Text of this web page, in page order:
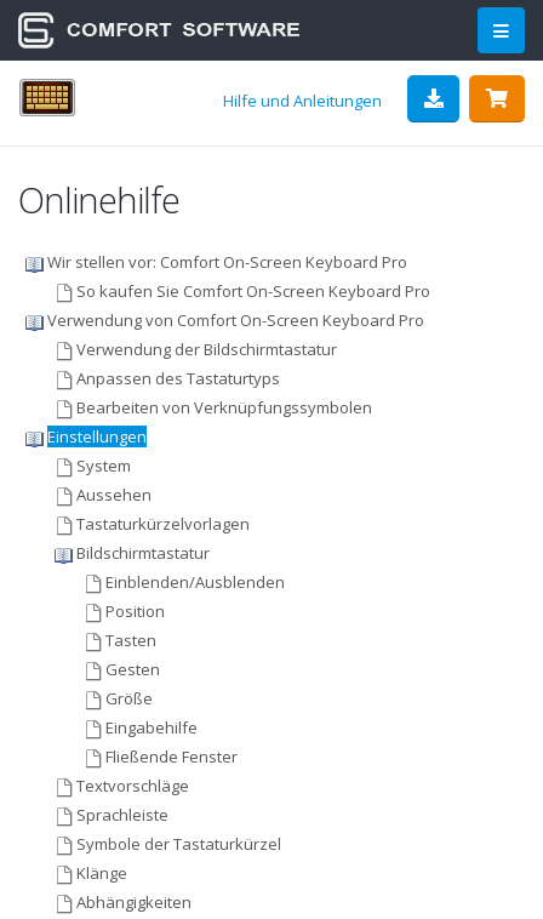
Hilfe und Anleitungen
Onlinehilfe
Wir stellen vor: Comfort On-Screen Keyboard Pro
So kaufen Sie Comfort On-Screen Keyboard Pro
Verwendung von Comfort On-Screen Keyboard Pro
Verwendung der Bildschirmtastatur
Anpassen des Tastaturtyps
Bearbeiten von Verknüpfungssymbolen
Einstellungen
System
Aussehen
Tastaturkürzelvorlagen
Bildschirmtastatur
Einblenden/Ausblenden
Position
Tasten
Gesten
Größe
Eingabehilfe
Fließende Fenster
Textvorschläge
Sprachleiste
Symbole der Tastaturkürzel
Klänge
Abhängigkeiten